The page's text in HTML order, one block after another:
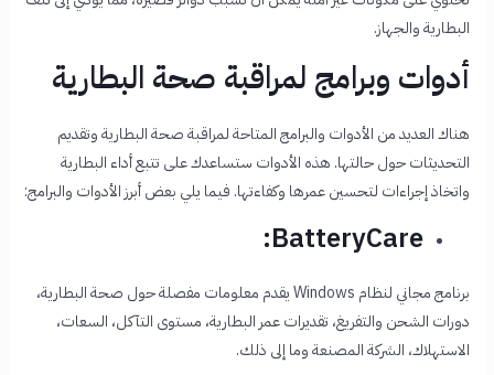
البطارية والجهاز.
أدوات وبرامج لمراقبة صحة البطارية
هناك العديد من الأدوات والبرامج المتاحة لمراقبة صحة البطارية وتقديم
التحديثات حول حالتها. هذه الأدوات ستساعدك على تتبع أداء البطارية
واتخاذ إجراءات لتحسين عمرها وكفاءتها. فيما يلي بعض أبرز الأدوات والبرامج:
BatteryCare:
برنامج مجاني لنظام Windows يقدم معلومات مفصلة حول صحة البطارية،
دورات الشحن والتفريغ، تقديرات عمر البطارية، مستوى التآكل، السعات،
الاستهلاك، الشركة المصنعة وما إلى ذلك.